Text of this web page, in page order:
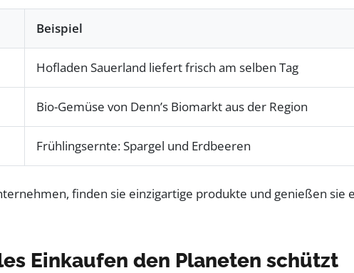
Beispiel
Hofladen Sauerland liefert frisch am selben Tag
Bio-Gemüse von Denn’s Biomarkt aus der Region
Frühlingsernte: Spargel und Erdbeeren
Einkaufen den Planeten schützt